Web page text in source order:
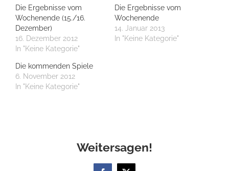
Die Ergebnisse vom
Wochenende (15./16.
Dezember)
16. Dezember 2012
In "Keine Kategorie"
Die Ergebnisse vom
Wochenende
14. Januar 2013
In "Keine Kategorie"
Die kommenden Spiele
6. November 2012
In "Keine Kategorie"
Weitersagen!